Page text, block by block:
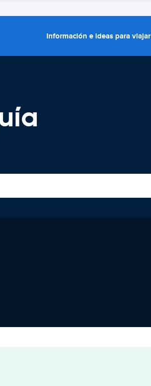
Información e ideas para viajar